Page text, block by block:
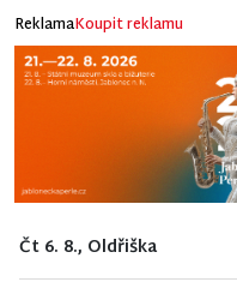
ReklamaKoupit reklamu
Čt 6. 8., Oldřiška